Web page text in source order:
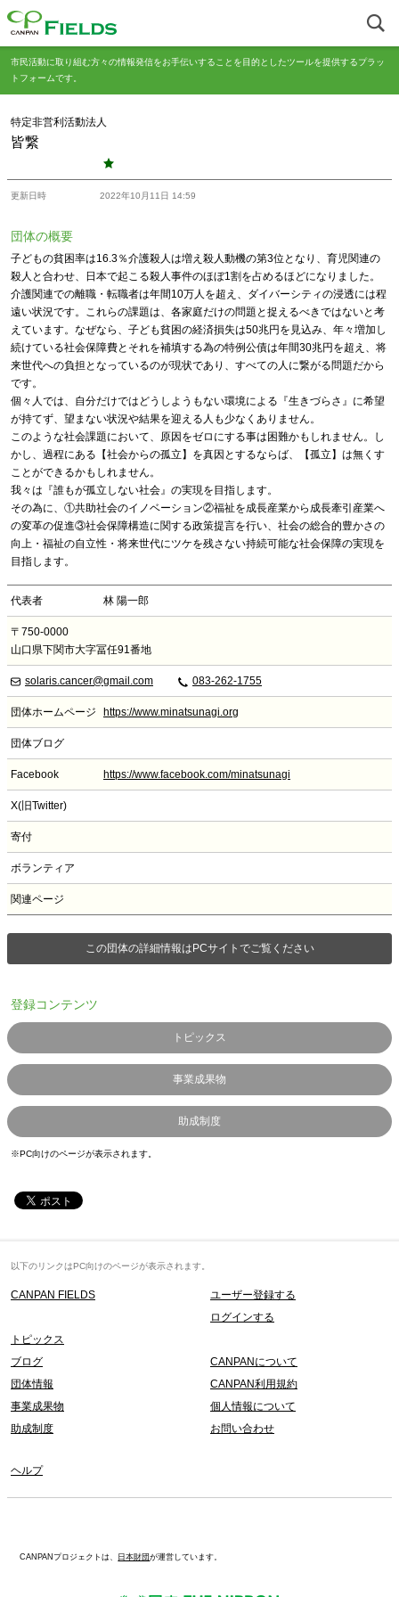
市民活動に取り組む方々の情報発信をお手伝いすることを目的としたツールを提供するプラッ
トフォームです。
特定非営利活動法人
皆繋
更新日時 2022年10月11日 14:59
団体の概要
子どもの貧困率は16.3％介護殺人は増え殺人動機の第3位となり、育児関連の
殺人と合わせ、日本で起こる殺人事件のほぼ1割を占めるほどになりました。
介護関連での離職・転職者は年間10万人を超え、ダイバーシティの浸透には程
遠い状況です。これらの課題は、各家庭だけの問題と捉えるべきではないと考
えています。なぜなら、子ども貧困の経済損失は50兆円を見込み、年々増加し
続けている社会保障費とそれを補填する為の特例公債は年間30兆円を超え、将
来世代への負担となっているのが現状であり、すべての人に繋がる問題だから
です。
個々人では、自分だけではどうしようもない環境による『生きづらさ』に希望
が持てず、望まない状況や結果を迎える人も少なくありません。
このような社会課題において、原因をゼロにする事は困難かもしれません。し
かし、過程にある【社会からの孤立】を真因とするならば、【孤立】は無くす
ことができるかもしれません。
我々は『誰もが孤立しない社会』の実現を目指します。
その為に、①共助社会のイノベーション②福祉を成長産業から成長牽引産業へ
の変革の促進③社会保障構造に関する政策提言を行い、社会の総合的豊かさの
向上・福祉の自立性・将来世代にツケを残さない持続可能な社会保障の実現を
目指します。
代表者 林 陽一郎
〒750-0000
山口県下関市大字冨任91番地
solaris.cancer@gmail.com 083-262-1755
団体ホームページ https://www.minatsunagi.org
団体ブログ
Facebook https://www.facebook.com/minatsunagi
X(旧Twitter)
寄付
ボランティア
関連ページ
この団体の詳細情報はPCサイトでご覧ください
登録コンテンツ
トピックス
事業成果物
助成制度
※PC向けのページが表示されます。
以下のリンクはPC向けのページが表示されます。
CANPAN FIELDS
ユーザー登録する
ログインする
トピックス
ブログ
団体情報
事業成果物
助成制度
CANPANについて
CANPAN利用規約
個人情報について
お問い合わせ
ヘルプ
CANPANプロジェクトは、 日本財団が運営しています。